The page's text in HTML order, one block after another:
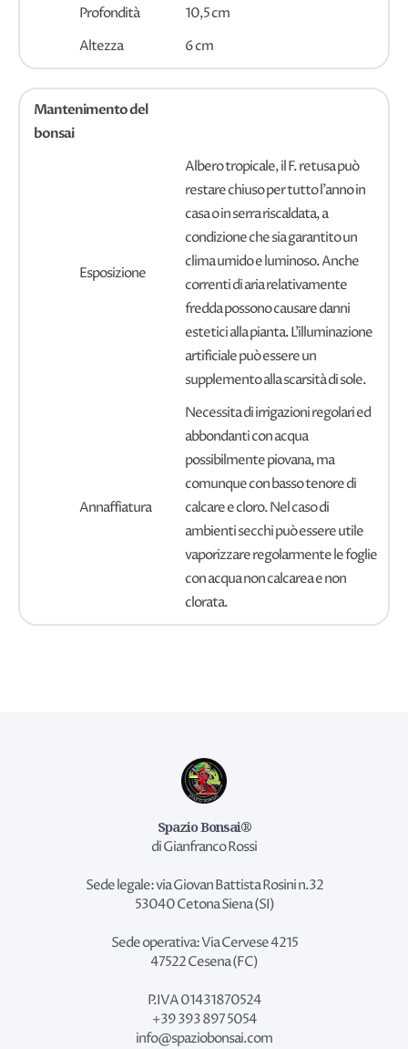
Profondità
10,5 cm
Altezza
6 cm
Mantenimento del
bonsai
Esposizione
Albero tropicale, il F. retusa può
restare chiuso per tutto l'anno in
casa o in serra riscaldata, a
condizione che sia garantito un
clima umido e luminoso. Anche
correnti di aria relativamente
fredda possono causare danni
estetici alla pianta. L'illuminazione
artificiale può essere un
supplemento alla scarsità di sole.
Annaffiatura
Necessita di irrigazioni regolari ed
abbondanti con acqua
possibilmente piovana, ma
comunque con basso tenore di
calcare e cloro. Nel caso di
ambienti secchi può essere utile
vaporizzare regolarmente le foglie
con acqua non calcarea e non
clorata.
Spazio Bonsai®
di Gianfranco Rossi
Sede legale: via Giovan Battista Rosini n.32
53040 Cetona Siena (SI)
Sede operativa: Via Cervese 4215
47522 Cesena (FC)
P.IVA 01431870524
+39 393 897 5054
info@spaziobonsai.com